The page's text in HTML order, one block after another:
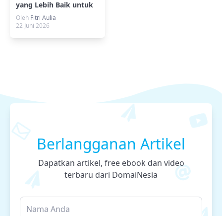
yang Lebih Baik untuk
Sharing File di VPS
Ubuntu?
Oleh Fitri Aulia
22 Juni 2026
Berlangganan Artikel
Dapatkan artikel, free ebook dan video
terbaru dari DomaiNesia